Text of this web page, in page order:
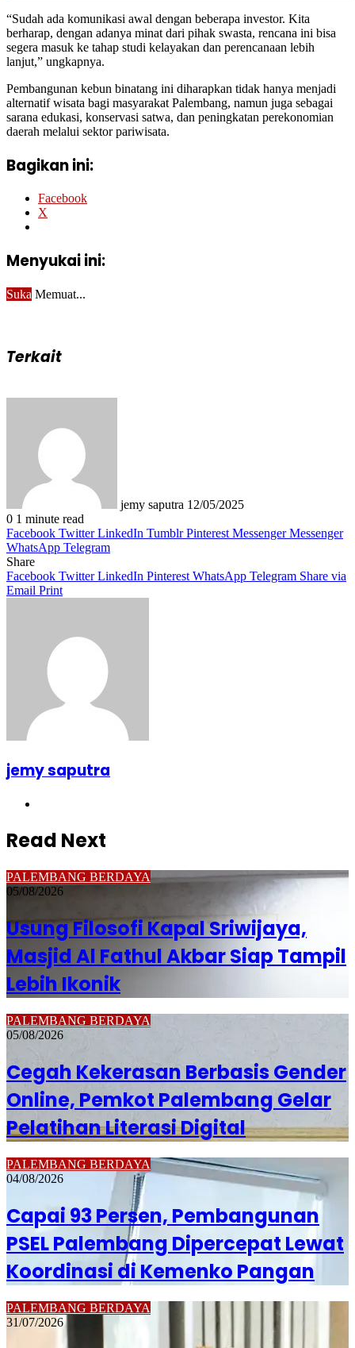
“Sudah ada komunikasi awal dengan beberapa investor. Kita
berharap, dengan adanya minat dari pihak swasta, rencana ini bisa
segera masuk ke tahap studi kelayakan dan perencanaan lebih
lanjut,” ungkapnya.
Pembangunan kebun binatang ini diharapkan tidak hanya menjadi
alternatif wisata bagi masyarakat Palembang, namun juga sebagai
sarana edukasi, konservasi satwa, dan peningkatan perekonomian
daerah melalui sektor pariwisata.
Bagikan ini:
Facebook
X
Menyukai ini:
Suka Memuat...
Terkait
jemy saputra 12/05/2025
0 1 minute read
Facebook Twitter LinkedIn Tumblr Pinterest Messenger Messenger
WhatsApp Telegram
Share
Facebook Twitter LinkedIn Pinterest WhatsApp Telegram Share via
Email Print
jemy saputra
Read Next
PALEMBANG BERDAYA
05/08/2026
Usung Filosofi Kapal Sriwijaya,
Masjid Al Fathul Akbar Siap Tampil
Lebih Ikonik
PALEMBANG BERDAYA
05/08/2026
Cegah Kekerasan Berbasis Gender
Online, Pemkot Palembang Gelar
Pelatihan Literasi Digital
PALEMBANG BERDAYA
04/08/2026
Capai 93 Persen, Pembangunan
PSEL Palembang Dipercepat Lewat
Koordinasi di Kemenko Pangan
PALEMBANG BERDAYA
31/07/2026